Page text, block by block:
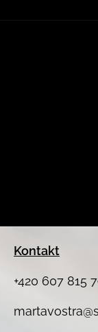
Kontakt
+420 607 815